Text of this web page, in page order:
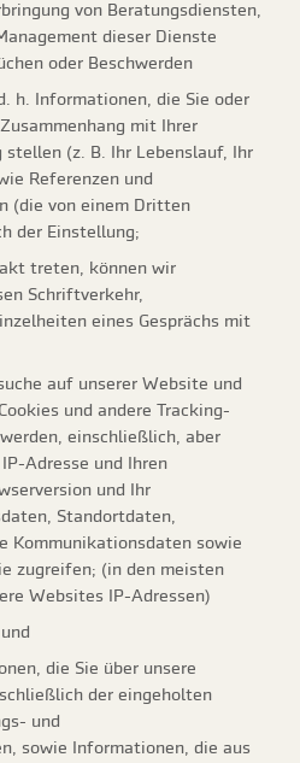
von Beratungsdiensten,
dieser Dienste
oder Beschwerden
h. Informationen, die Sie oder
mit Ihrer
stellen (z. B. Ihr Lebenslauf, Ihr
Referenzen und
(die von einem Dritten
der Einstellung;
treten, können wir
Schriftverkehr,
eines Gesprächs mit
auf unserer Website und
und andere Tracking-
einschließlich, aber
Adresse und Ihren
und Ihr
Standortdaten,
Kommunikationsdaten sowie
zugreifen; (in den meisten
Websites IP-Adressen)
die Sie über unsere
der eingeholten
und
sowie Informationen, die aus